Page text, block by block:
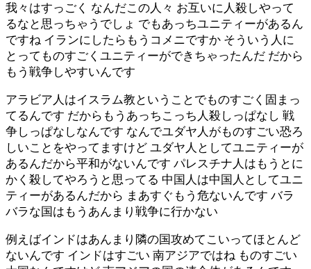
我々はすっごく なんだこの人々 お互いに人殺しやって
るなと思っちゃうでしょ でもあっちユニティーがあるん
ですね イランにしたらもうコメニですか そういう人に
とってものすごくユニティーができちゃったんだ だから
もう戦争しやすいんです
アラビア人はイスラム教ということでものすごく固まっ
てるんです だからもうあっちこっち人殺しっぱなし 戦
争しっぱなしなんです なんでユダヤ人がものすごい恐ろ
しいことをやってますけど ユダヤ人としてユニティーが
あるんだから平和がないんです パレスチナ人はもうとに
かく殺してやろうと思ってる 中国人は中国人としてユニ
ティーがあるんだから まあすぐもう危ないんです バラ
バラな国はもうあんまり戦争に行かない
例えばインドはあんまり隣の国攻めてこいってほとんど
ないんです インドはすごい 南アジアではね ものすごい